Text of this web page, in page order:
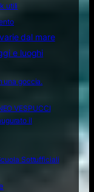
utili
dal mare
e luoghi
una goccia.
VESPUCCI
il
Sottufficiali